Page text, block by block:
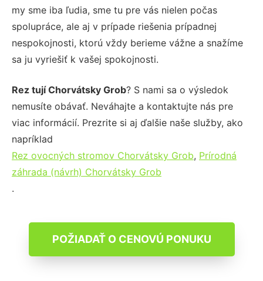
my sme iba ľudia, sme tu pre vás nielen počas
spolupráce, ale aj v prípade riešenia prípadnej
nespokojnosti, ktorú vždy berieme vážne a snažíme
sa ju vyriešiť k vašej spokojnosti.
Rez tují Chorvátsky Grob? S nami sa o výsledok
nemusíte obávať. Neváhajte a kontaktujte nás pre
viac informácií. Prezrite si aj ďalšie naše služby, ako
napríklad
Rez ovocných stromov Chorvátsky Grob, Prírodná
záhrada (návrh) Chorvátsky Grob
.
POŽIADAŤ O CENOVÚ PONUKU